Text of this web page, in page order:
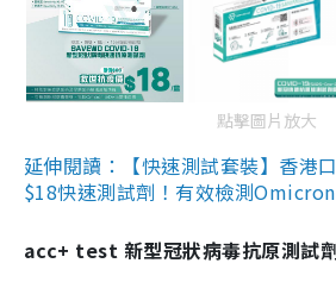
點擊圖片放大
延伸閱讀：【快速測試套裝】香港
$18快速測試劑！有效檢測
acc+ test 新型冠狀病毒抗原測試